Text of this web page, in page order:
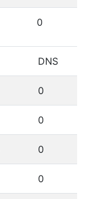
0
DNS
0
0
0
0